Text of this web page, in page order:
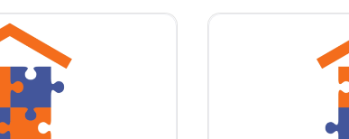
baasteadmised
õigusaktidest; info
toimingutest;
tööst; oskuse
müügitehingut või...
kinnisvarajurist
koostada oma
teadmised
lõpetamiseks.
nõuanded
lõpetamiseks ;